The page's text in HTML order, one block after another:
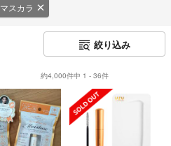
マスカラ
絞り込み
約4,000件中 1 - 36件